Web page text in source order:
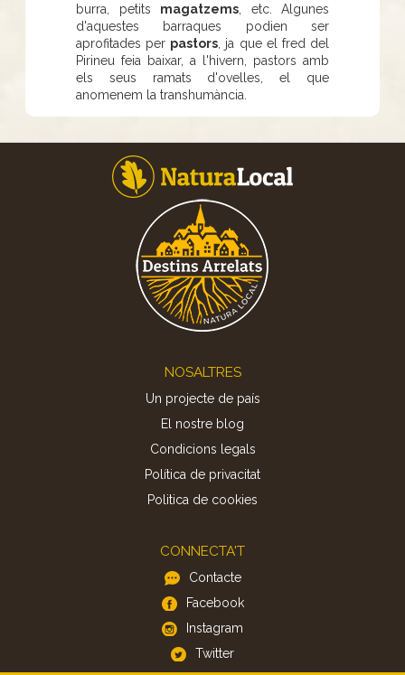
burra, petits magatzems , etc. Algunes
d'aquestes barraques podien ser
aprofitades per pastors , ja que el fred del
Pirineu feia baixar, a l'hivern, pastors amb
els seus ramats d'ovelles, el que
anomenem la transhumància.
NOSALTRES
Un projecte de país
El nostre blog
Condicions legals
Política de privacitat
Politica de cookies
CONNECTA'T
Contacte
Facebook
Instagram
Twitter